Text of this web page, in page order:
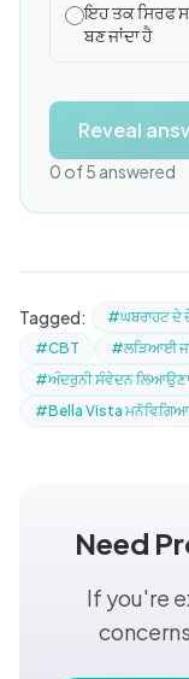
ਇਹ ਤਕ ਸਿਰਫ
ਬਣ ਜਾਂਦਾ ਹੈ
Reveal
0 of 5 answered
Tagged: #ਘਬਰਾਹਟ ਦੇ
#CBT
#ਲੜਿਆਈ
#ਅੰਦਰੁਨੀ ਸੰਵੇਦਨ ਲਿਆਉਣਾ
#Bella Vista
Need
If you're